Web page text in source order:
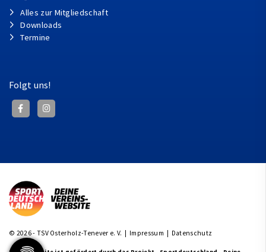
Alles zur Mitgliedschaft
Downloads
Termine
Folgt uns!
© 2026 - TSV Osterholz-Tenever e. V. | Impressum | Datenschutz